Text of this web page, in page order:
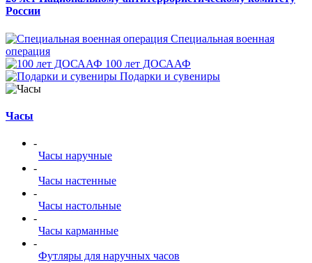
России
Специальная военная
операция
100 лет ДОСААФ
Подарки и сувениры
Часы
-
Часы наручные
-
Часы настенные
-
Часы настольные
-
Часы карманные
-
Футляры для наручных часов